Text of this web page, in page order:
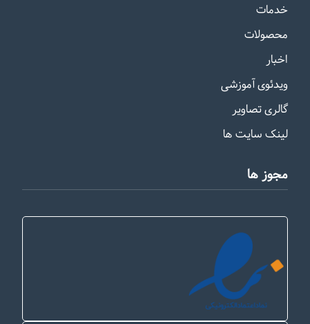
خدمات
محصولات
اخبار
ویدئوی آموزشی
گالری تصاویر
لینک سایت ها
مجوز ها